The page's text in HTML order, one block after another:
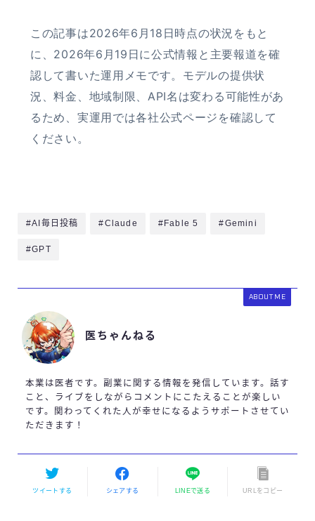
この記事は2026年6月18日時点の状況をもと
に、2026年6月19日に公式情報と主要報道を確
認して書いた運用メモです。モデルの提供状
況、料金、地域制限、API名は変わる可能性があ
るため、実運用では各社公式ページを確認して
ください。
#AI毎日投稿 #Claude #Fable 5 #Gemini
#GPT
ABOUT ME
医ちゃんねる
本業は医者です。副業に関する情報を発信しています。話す
こと、ライブをしながらコメントにこたえることが楽しい
です。関わってくれた人が幸せになるようサポートさせてい
ただきます！
ツイートする シェアする LINEで送る URLをコピー